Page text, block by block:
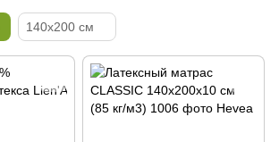
140x200 см